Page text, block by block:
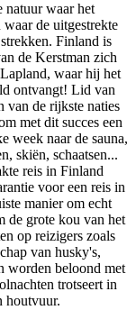
natuur waar het
de uitgestrekte
Finland is
de Kerstman zich
waar hij het
ontvangt! Lid van
van de rijkste naties
met dit succes een
week naar de sauna,
skiën, schaatsen...
reis in Finland
voor een reis in
manier om echt
de grote kou van het
op reizigers zoals
van husky's,
worden beloond met
trotseert in
houtvuur.